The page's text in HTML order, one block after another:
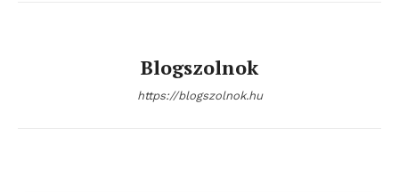
Blogszolnok
https://blogszolnok.hu